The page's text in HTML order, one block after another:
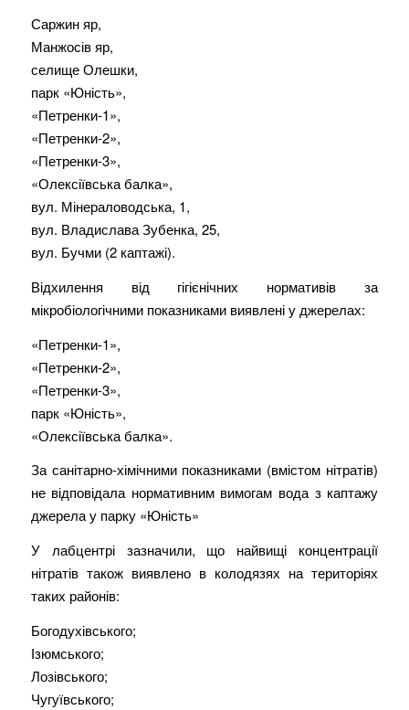
Саржин яр,
Манжосів яр,
селище Олешки,
парк «Юність»,
«Петренки-1»,
«Петренки-2»,
«Петренки-3»,
«Олексіївська балка»,
вул. Мінераловодська, 1,
вул. Владислава Зубенка, 25,
вул. Бучми (2 каптажі).
Відхилення від гігієнічних нормативів за
мікробіологічними показниками виявлені у джерелах:
«Петренки-1»,
«Петренки-2»,
«Петренки-3»,
парк «Юність»,
«Олексіївська балка».
За санітарно-хімічними показниками (вмістом нітратів)
не відповідала нормативним вимогам вода з каптажу
джерела у парку «Юність»
У лабцентрі зазначили, що найвищі концентрації
нітратів також виявлено в колодязях на територіях
таких районів:
Богодухівського;
Ізюмського;
Лозівського;
Чугуївського;